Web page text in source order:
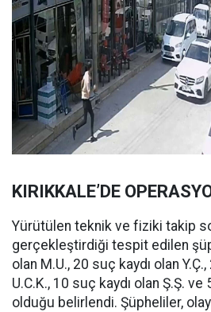
KIRIKKALE’DE
Yürütülen teknik ve fiziki takip
gerçekleştirdiği tespit edilen
olan M.U., 20 suç kaydı olan
U.C.K., 10 suç kaydı olan Ş.Ş. ve
olduğu belirlendi. Şüpheliler,